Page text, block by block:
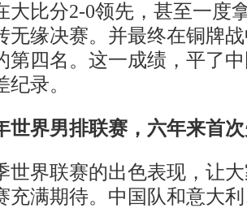
大比分2-0领先，甚至一度
无缘决赛。并最终在铜牌
第四名。这一成绩，平了
录。
界男排联赛，六年来首次
联赛的出色表现，让大
充满期待。中国队和意大